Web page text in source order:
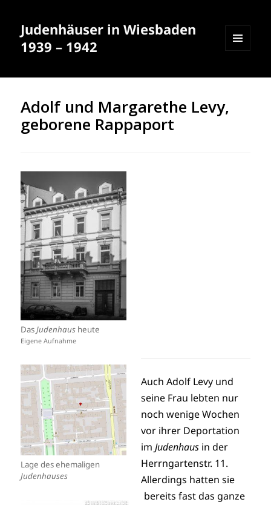
Judenhäuser in Wiesbaden
1939 – 1942
WIDGETS
Adolf und Margarethe Levy,
geborene Rappaport
DasJudenhaus heute
Eigene Aufnahme
Lage des ehemaligen
Judenhauses
Auch Adolf Levy und
seine Frau lebten nur
noch wenige Wochen
vor ihrer Deportation
imJudenhaus in der
Herrngartenstr. 11.
Allerdings hatten sie
bereits fast das ganze